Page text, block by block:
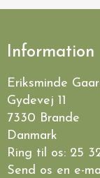
Information
Eriksminde
Gydevej 11
7330 Brande
Danmark
Ring til os: 25
Send os en e-